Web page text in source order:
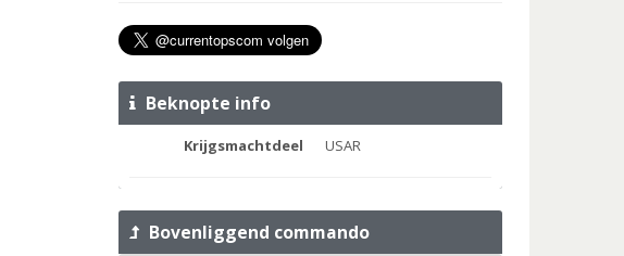
Beknopte info
Krijgsmachtdeel USAR
Bovenliggend commando